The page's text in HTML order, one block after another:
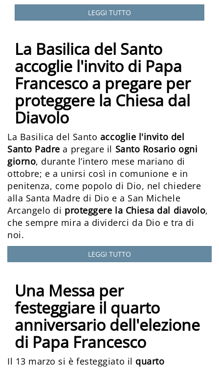
LEGGI TUTTO
La Basilica del Santo
accoglie l'invito di Papa
Francesco a pregare per
proteggere la Chiesa dal
Diavolo
La Basilica del Santo accoglie l'invito del
Santo Padrea pregare il Santo Rosario ogni
giorno, durante l’intero mese mariano di
ottobre; e a unirsi così in comunione e in
penitenza, come popolo di Dio, nel chiedere
alla Santa Madre di Dio e a San Michele
Arcangelo di proteggere la Chiesa dal diavolo,
che sempre mira a dividerci da Dio e tra di
noi.
LEGGI TUTTO
Una Messa per
festeggiare il quarto
anniversario dell'elezione
di Papa Francesco
Il 13 marzo si è festeggiato il quarto